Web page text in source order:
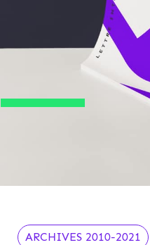
ARCHIVES 2010-2021